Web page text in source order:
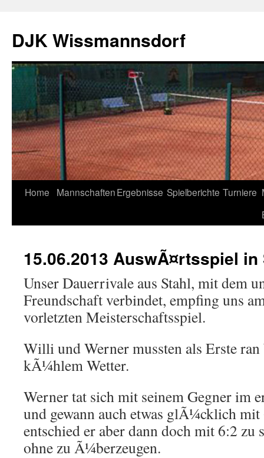
DJK Wissmannsdorf
Home MannschaftenErgebnisse Spielberichte Turniere
15.06.2013 AuswÃ¤rtsspiel in
Unser Dauerrivale aus Stahl, mit dem
Freundschaft verbindet, empfing uns
vorletzten Meisterschaftsspiel.
Willi und Werner mussten als Erste ran
kÃ¼hlem Wetter.
Werner tat sich mit seinem Gegner im
und gewann auch etwas glÃ¼cklich mit
entschied er aber dann doch mit 6:2 zu
ohne zu Ã¼berzeugen.